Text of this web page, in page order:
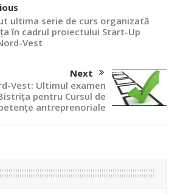
ultima serie de curs organizată
în cadrul proiectului Start-Up
Vest
Next
Vest: Ultimul examen
pentru Cursul de
antreprenoriale